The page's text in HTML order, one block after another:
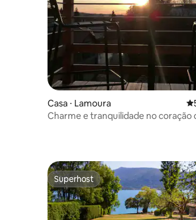
Casa ⋅ Lamoura 5
Charme e tranquilidade no coração
Superhost
Superhost